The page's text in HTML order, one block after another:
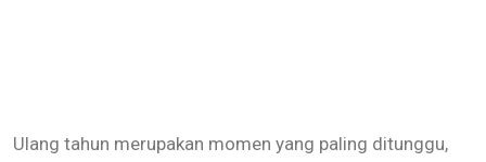
Ulang tahun merupakan momen yang paling ditunggu,